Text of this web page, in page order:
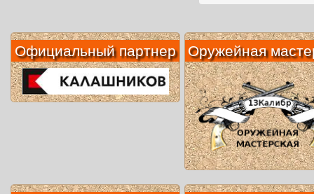
Официальный партнер Оружейная